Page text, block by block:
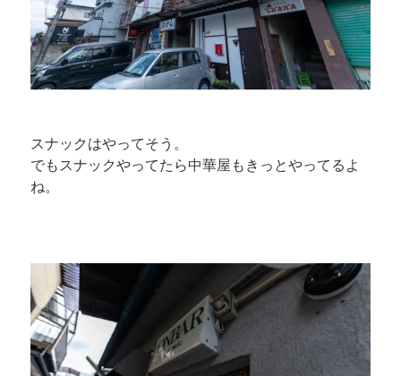
スナックはやってそう。
でもスナックやってたら中華屋もきっとやってるよ
ね。